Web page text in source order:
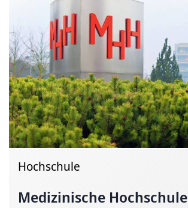
Hochschule
Medizinische Hochschule